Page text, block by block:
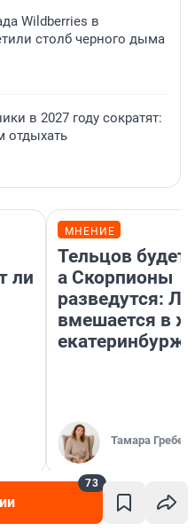
73
Wildberries в
столб черного дыма
в 2027 году сократят:
отдыхать
ли
МНЕНИЕ
Тельцов будет
а Скорпионы
разведутся:
вмешается в
Тамара